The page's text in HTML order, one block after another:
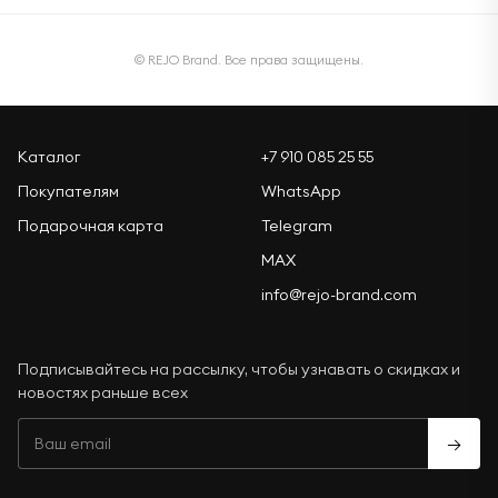
© REJO Brand. Все права защищены.
Каталог
Покупателям
Подарочная карта
+7 910 085 25 55
WhatsApp
Telegram
MAX
info@rejo-brand.com
Подписывайтесь на рассылку, чтобы узнавать о скидках и
новостях раньше всех
→